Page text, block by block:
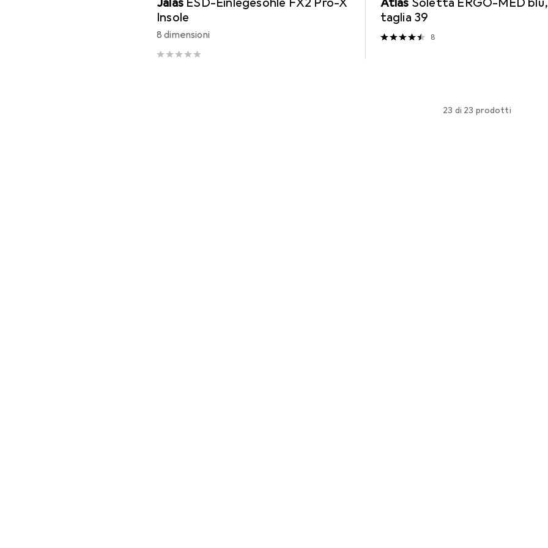
Insole
8 dimensioni
taglia 39
8
23 di 23 prodotti